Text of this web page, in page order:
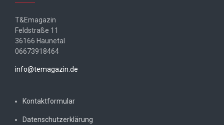
T&Emagazin
Feldstraße 11
36166 Haunetal
06673918464
info@temagazin.de
Kontaktformular
Datenschutzerklärung